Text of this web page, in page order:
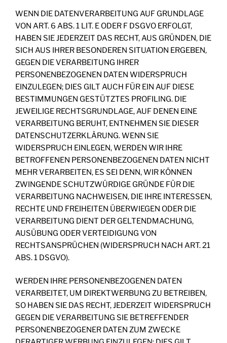
WENN DIE DATENVERARBEITUNG AUF GRUNDLAGE
VON ART. 6 ABS. 1 LIT. E ODER F DSGVO ERFOLGT,
HABEN SIE JEDERZEIT DAS RECHT, AUS GRÜNDEN, DIE
SICH AUS IHRER BESONDEREN SITUATION ERGEBEN,
GEGEN DIE VERARBEITUNG IHRER
PERSONENBEZOGENEN DATEN WIDERSPRUCH
EINZULEGEN; DIES GILT AUCH FÜR EIN AUF DIESE
BESTIMMUNGEN GESTÜTZTES PROFILING. DIE
JEWEILIGE RECHTSGRUNDLAGE, AUF DENEN EINE
VERARBEITUNG BERUHT, ENTNEHMEN SIE DIESER
DATENSCHUTZERKLÄRUNG. WENN SIE
WIDERSPRUCH EINLEGEN, WERDEN WIR IHRE
BETROFFENEN PERSONENBEZOGENEN DATEN NICHT
MEHR VERARBEITEN, ES SEI DENN, WIR KÖNNEN
ZWINGENDE SCHUTZWÜRDIGE GRÜNDE FÜR DIE
VERARBEITUNG NACHWEISEN, DIE IHRE INTERESSEN,
RECHTE UND FREIHEITEN ÜBERWIEGEN ODER DIE
VERARBEITUNG DIENT DER GELTENDMACHUNG,
AUSÜBUNG ODER VERTEIDIGUNG VON
RECHTSANSPRÜCHEN (WIDERSPRUCH NACH ART. 21
ABS. 1 DSGVO).
WERDEN IHRE PERSONENBEZOGENEN DATEN
VERARBEITET, UM DIREKTWERBUNG ZU BETREIBEN,
SO HABEN SIE DAS RECHT, JEDERZEIT WIDERSPRUCH
GEGEN DIE VERARBEITUNG SIE BETREFFENDER
PERSONENBEZOGENER DATEN ZUM ZWECKE